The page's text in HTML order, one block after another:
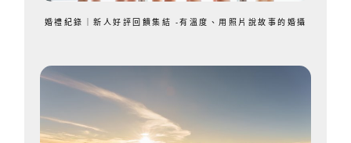
婚禮紀錄｜新人好評回饋集結 -有溫度、用照片說故事的婚攝